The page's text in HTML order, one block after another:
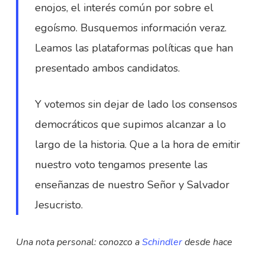
enojos, el interés común por sobre el
egoísmo. Busquemos información veraz.
Leamos las plataformas políticas que han
presentado ambos candidatos.
Y votemos sin dejar de lado los consensos
democráticos que supimos alcanzar a lo
largo de la historia. Que a la hora de emitir
nuestro voto tengamos presente las
enseñanzas de nuestro Señor y Salvador
Jesucristo.
Una nota personal: conozco aSchindlerdesde hace